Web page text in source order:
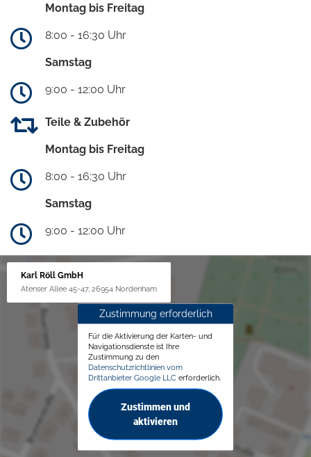
Montag bis Freitag
8:00 - 16:30 Uhr
Samstag
9:00 - 12:00 Uhr
Teile & Zubehör
Montag bis Freitag
8:00 - 16:30 Uhr
Samstag
9:00 - 12:00 Uhr
Karl Röll GmbH
Atenser Allee 45-47, 26954 Nordenham
Zustimmung erforderlich
Für die Aktivierung der Karten- und
Navigationsdienste ist Ihre
Zustimmung zu den
Datenschutzrichtlinien vom
Drittanbieter Google LLC erforderlich.
Zustimmen und
aktivieren